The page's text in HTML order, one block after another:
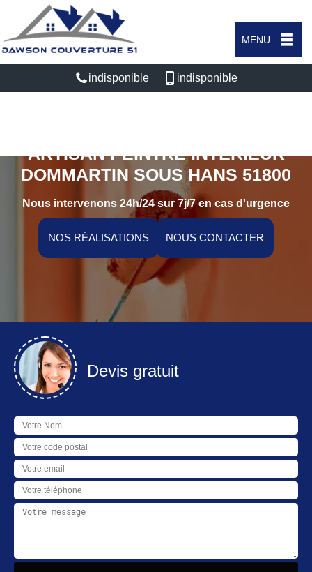
MENU
indisponible indisponible
ARTISAN PEINTRE INTÉRIEUR
DOMMARTIN SOUS HANS 51800
Nous intervenons 24h/24 sur 7j/7 en cas d'urgence
NOS RÉALISATIONS NOUS CONTACTER
Devis gratuit